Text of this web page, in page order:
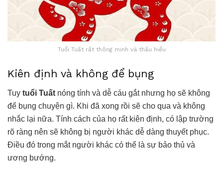
Tuổi Tuất rất thông minh và thấu hiểu
Kiên định và không để bụng
Tuy tuổi Tuất nóng tính và dễ cáu gắt nhưng họ sẽ không
để bụng chuyện gì. Khi đã xong rồi sẽ cho qua và không
nhắc lại nữa. Tính cách của họ rất kiên định, có lập trường
rõ ràng nên sẽ không bị người khác dễ dàng thuyết phục.
Điều đó trong mắt người khác có thể là sự bảo thủ và
ương bướng.